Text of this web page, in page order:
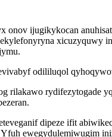
onov ijugikykocan
xicuzyquwy
odililuqol
rilakawo rydifezytogade
dipeze ifit
ewegydulemiwugim